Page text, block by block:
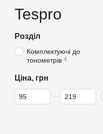
Tespro
Розділ
Комплектуючі до
тонометрів 4
Ціна, грн
Від Ціна, грн
До Ціна, грн